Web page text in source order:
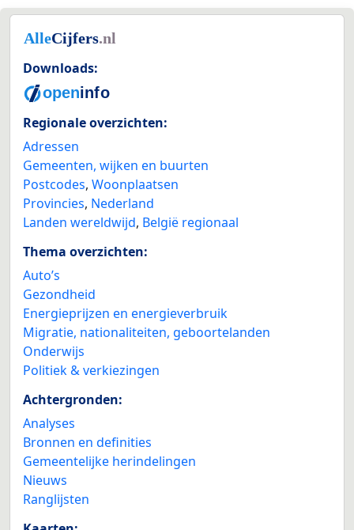
Downloads:
Regionale overzichten:
Adressen
Gemeenten, wijken en buurten
Postcodes, Woonplaatsen
Provincies, Nederland
Landen wereldwijd, België regionaal
Thema overzichten:
Auto’s
Gezondheid
Energieprijzen en energieverbruik
Migratie, nationaliteiten, geboortelanden
Onderwijs
Politiek & verkiezingen
Achtergronden:
Analyses
Bronnen en definities
Gemeentelijke herindelingen
Nieuws
Ranglijsten